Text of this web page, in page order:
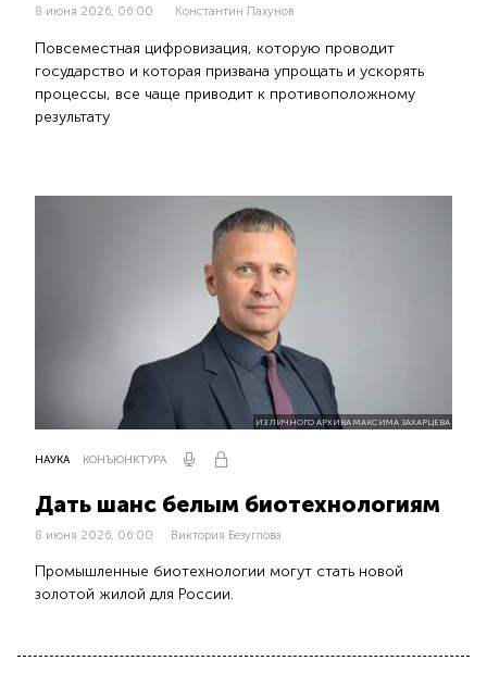
8 июня 2026, 06:00 Константин Пахунов
Повсеместная цифровизация, которую проводит
государство и которая призвана упрощать и ускорять
процессы, все чаще приводит к противоположному
результату
ИЗ ЛИЧНОГО АРХИВА МАКСИМА ЗАХАРЦЕВА
НАУКА КОНЪЮНКТУРА
Дать шанс белым биотехнологиям
8 июня 2026, 06:00 Виктория Безуглова
Промышленные биотехнологии могут стать новой
золотой жилой для России.